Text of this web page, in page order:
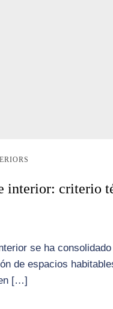
interior: criterio
se ha
de espacios
[…]